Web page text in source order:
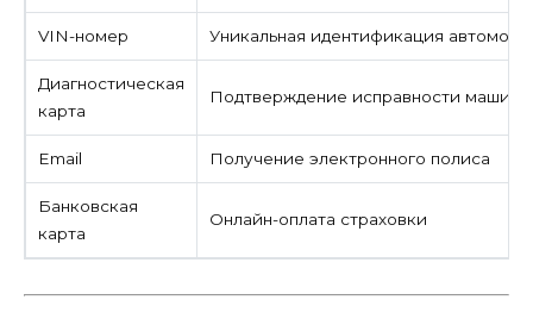
VIN-номер Уникальная идентификация
Диагностическая
карта
Подтверждение исправности машины
Email Получение электронного полиса
Банковская
карта
Онлайн-оплата страховки